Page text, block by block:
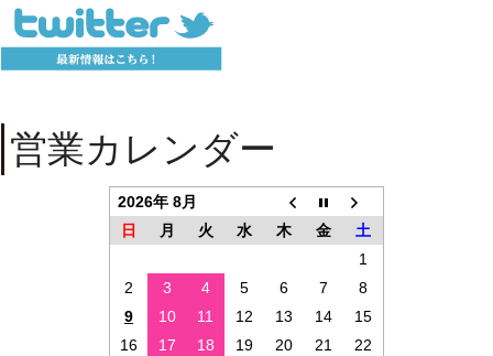
営業カレンダー
2026年 8月
日
月 火 水 木 金
土
1
2
3 4 5 6 7
8
9
10 11 12 13 14
15
16
17 18 19 20 21 22